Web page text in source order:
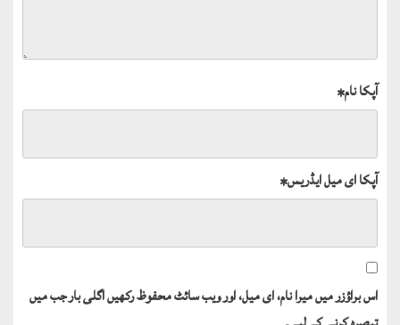
آپکا نام*
آپکا ای میل ایڈریس*
اس براؤزر میں میرا نام، ای میل، اور ویب سائٹ محفوظ رکھیں اگلی بار جب میں